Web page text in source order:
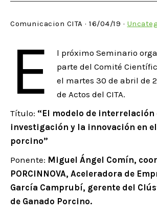
Comunicacion CITA · 16/04/19 ·
E
l próximo Seminario
parte del Comité
el martes 30 de abril de
de Actos del CITA.
Título: “El modelo de interrelación
investigación y la innovación en
porcino”
Ponente: Miguel Ángel Comín,
PORCINNOVA, Aceleradora de
García Camprubí, gerente del
de Ganado Porcino.